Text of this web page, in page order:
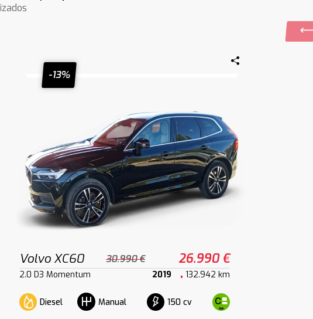
-13%
Volvo XC60 30.990 € 26.990 €
2.0 D3 Momentum 2019 132.942 km
Diesel Manual 150 cv